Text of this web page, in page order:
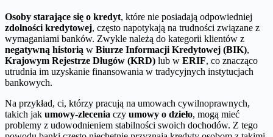
Osoby starające się o kredyt, które nie posiadają odpowiedniej
zdolności kredytowej, często napotykają na trudności związane z
wymaganiami banków. Zwykle należą do kategorii klientów z
negatywną historią w Biurze Informacji Kredytowej (BIK),
Krajowym Rejestrze Długów (KRD) lub w ERIF, co znacząco
utrudnia im uzyskanie finansowania w tradycyjnych instytucjach
bankowych.
Na przykład, ci, którzy pracują na umowach cywilnoprawnych,
takich jak umowy-zlecenia czy umowy o dzieło, mogą mieć
problemy z udowodnieniem stabilności swoich dochodów. Z tego